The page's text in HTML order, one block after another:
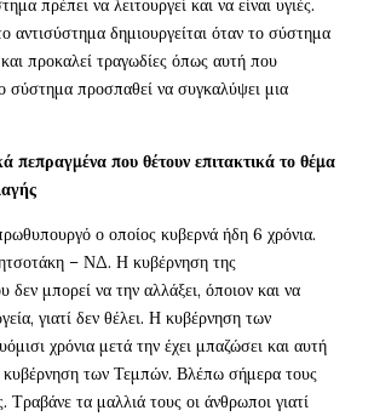
πρέπει να λειτουργεί και να είναι υγιές.
αντισύστημα δημιουργείται όταν το σύστημα
και προκαλεί τραγωδίες όπως αυτή που
σύστημα προσπαθεί να συγκαλύψει μια
πεπραγμένα που θέτουν επιτακτικά το θέμα
ο οποίος κυβερνά ήδη 6 χρόνια.
– ΝΔ. Η κυβέρνηση της
δεν μπορεί να την αλλάξει, όποιον και να
γιατί δεν θέλει. Η κυβέρνηση των
χρόνια μετά την έχει μπαζώσει και αυτή
κυβέρνηση των Τεμπών. Βλέπω σήμερα τους
Τραβάνε τα μαλλιά τους οι άνθρωποι γιατί